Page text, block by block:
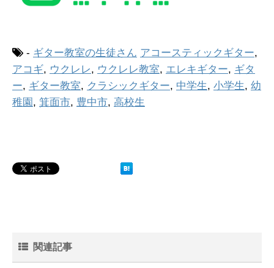
- ギター教室の生徒さん アコースティックギター,
アコギ, ウクレレ, ウクレレ教室, エレキギター, ギタ
ー, ギター教室, クラシックギター, 中学生, 小学生, 幼
稚園, 箕面市, 豊中市, 高校生
関連記事